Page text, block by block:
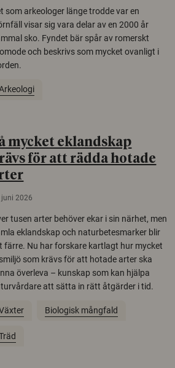
som arkeologer länge trodde var en
visar sig vara delar av en 2000 år
sko. Fyndet bär spår av romerskt
och beskrivs som mycket ovanligt i
mycket eklandskap
för att rädda hotade
juni 2026
tusen arter behöver ekar i sin närhet, men
eklandskap och naturbetesmarker blir
färre. Nu har forskare kartlagt hur mycket
som krävs för att hotade arter ska
överleva – kunskap som kan hjälpa
att sätta in rätt åtgärder i tid.
Biologisk mångfald